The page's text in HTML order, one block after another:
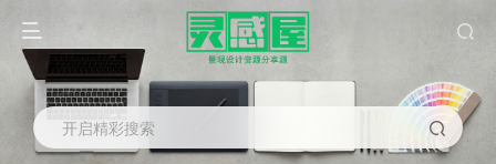
开启精彩搜索